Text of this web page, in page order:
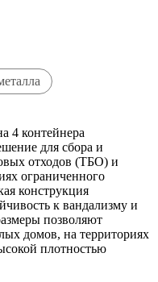
4 контейнера
для сбора и
отходов (ТБО) и
ограниченного
конструкция
к вандализму и
позволяют
домов, на территориях
плотностью